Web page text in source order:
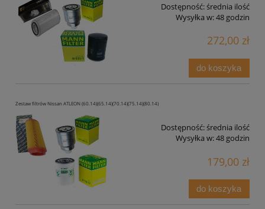
Dostępność:średnia ilość
Wysyłka w:48 godzin
272,00 zł
do koszyka
Zestaw filtrów Nissan ATLEON (60.14)(65.14)(70.14)(75.14)(80.14)
Dostępność:średnia ilość
Wysyłka w:48 godzin
179,00 zł
do koszyka